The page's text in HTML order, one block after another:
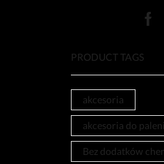
PRODUCT TAGS
akcesoria
akcesoria do
Bez dodatków